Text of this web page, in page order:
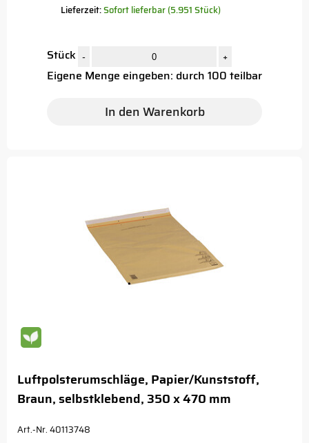
Lieferzeit:Sofort lieferbar (5.951 Stück)
Stück - +
Eigene Menge eingeben: durch 100 teilbar
In den Warenkorb
Luftpolsterumschläge, Papier/Kunststoff,
Braun, selbstklebend, 350 x 470 mm
Art.-Nr. 40113748